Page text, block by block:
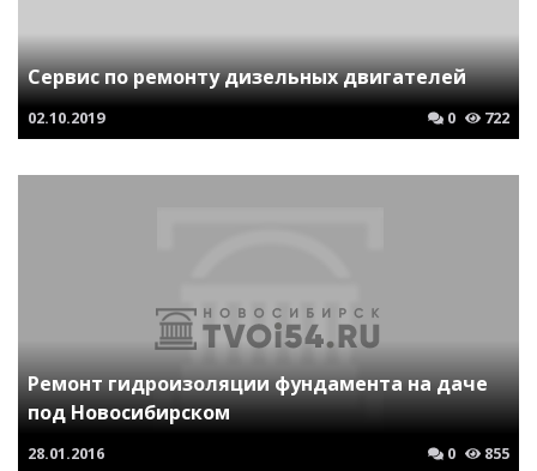
Сервис по ремонту дизельных двигателей
02.10.2019 0 722
Ремонт гидроизоляции фундамента на даче
под Новосибирском
28.01.2016 0 855